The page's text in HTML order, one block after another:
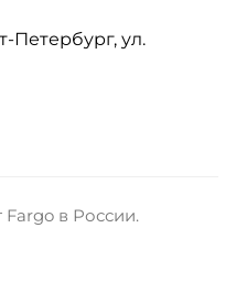
Петербург, ул.
в России.